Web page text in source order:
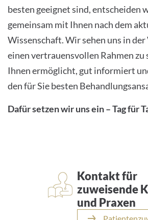
besten geeignet sind, entscheiden
gemeinsam mit Ihnen nach dem
Wissenschaft. Wir sehen uns in
einen vertrauensvollen Rahmen zu
Ihnen ermöglicht, gut informiert
den für Sie besten
Dafür setzen wir uns ein – Tag für
Kontakt für
zuweisende
und Praxen